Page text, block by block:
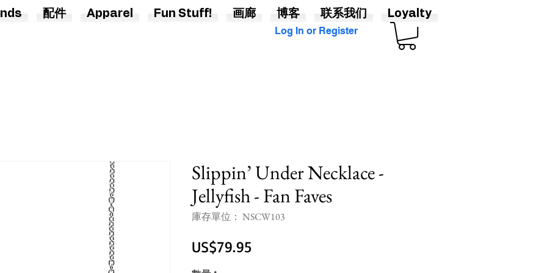
Log In or Register
Slippin’ Under Necklace -
Jellyfish - Fan Faves
庫存單位： NSCW103
US$79.95價
配件 Apparel Fun Stuff! 画廊 博客 联系我们 Loyalty